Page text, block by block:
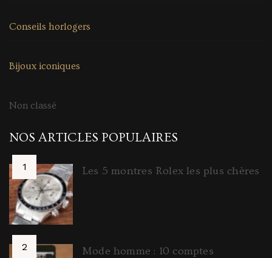
Conseils horlogers
Bijoux iconiques
Non classé
NOS ARTICLES POPULAIRES
Les 5 montres Rolex les plus chères
Mode homme : 10 comptes